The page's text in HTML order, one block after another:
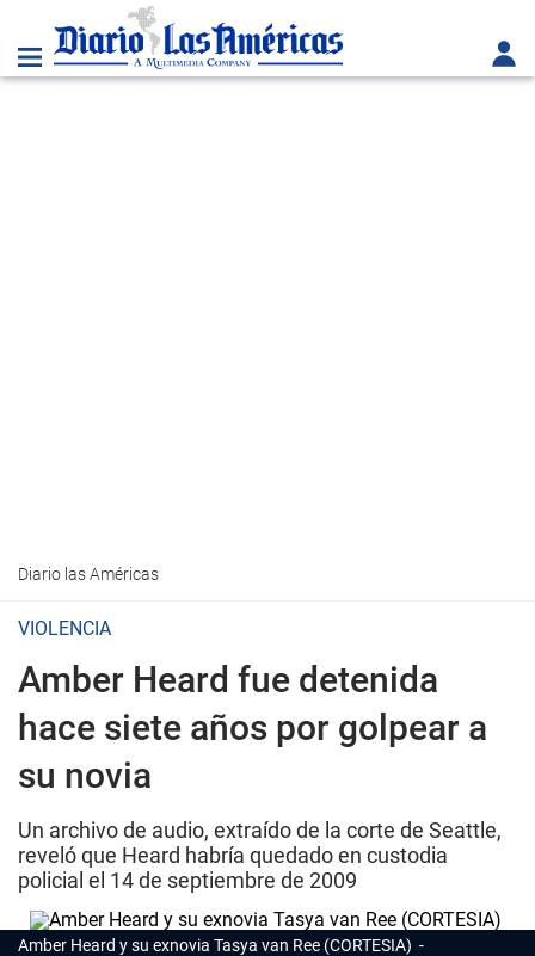
Diario las Américas
VIOLENCIA
Amber Heard fue detenida
hace siete años por golpear a
su novia
Un archivo de audio, extraído de la corte de Seattle,
reveló que Heard habría quedado en custodia
policial el 14 de septiembre de 2009
Amber Heard y su exnovia Tasya van Ree (CORTESIA)